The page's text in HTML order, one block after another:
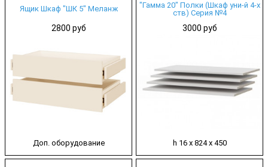
Ящик Шкаф "ШК 5" Меланж
2800 руб
Доп. оборудование
"Гамма 20" Полки (Шкаф уни-й 4-х
ств) Серия №4
3000 руб
h 16 х 824 х 450